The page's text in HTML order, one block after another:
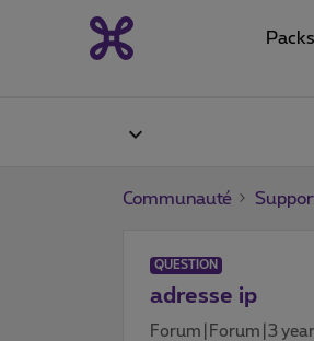
Packs
Communauté
QUESTION
adresse ip
Forum|Forum|3